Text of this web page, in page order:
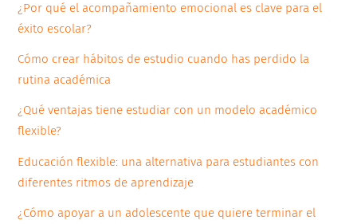
¿Por qué el acompañamiento emocional es clave para el
éxito escolar?
Cómo crear hábitos de estudio cuando has perdido la
rutina académica
¿Qué ventajas tiene estudiar con un modelo académico
flexible?
Educación flexible: una alternativa para estudiantes con
diferentes ritmos de aprendizaje
¿Cómo apoyar a un adolescente que quiere terminar el